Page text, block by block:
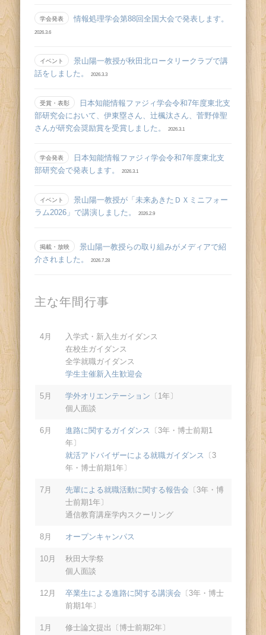
学会発表 情報処理学会第88回全国大会で発表します。
2026.3.6
イベント
景山陽一教授が秋田北ロータリークラブで講
話をしました。
2026.3.3
受賞・表彰
日本知能情報ファジィ学会令和7年度東北支
部研究会において、伊東塁さん、辻󠄀楓汰さん、菅野倖聖
さんが研究会奨励賞を受賞しました。
2026.3.1
学会発表
日本知能情報ファジィ学会令和7年度東北支
部研究会で発表します。
2026.3.1
イベント
景山陽一教授が「未来あきたＤＸミニフォー
ラム2026」で講演しました。
2026.2.9
掲載・放映
景山陽一教授らの取り組みがメディアで紹
介されました。
2026.7.28
主な年間行事
4月
入学式・新入生ガイダンス
在校生ガイダンス
全学就職ガイダンス
学生主催新入生歓迎会
5月 学外オリエンテーション 〔1年〕
個人面談
6月 進路に関するガイダンス 〔3年・博士前期1
年〕
就活アドバイザーによる就職ガイダンス 〔3
年・博士前期1年〕
7月 先輩による就職活動に関する報告会 〔3年・博
士前期1年〕
通信教育講座学内スクーリング
8月 オープンキャンパス
10月
秋田大学祭
個人面談
12月 卒業生による進路に関する講演会 〔3年・博士
前期1年〕
1月
修士論文提出〔博士前期2年〕